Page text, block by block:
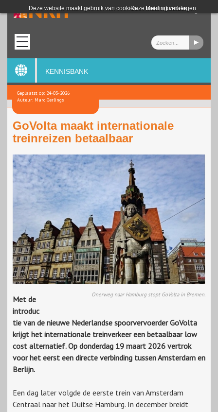
Deze website maakt gebruik van cookies. Meer informatie
Deze melding verbergen
Login
KENNISBANK
Geplaatst op: 24-03-2026
Auteur: Marc Gerlings
GoVolta maakt internationale
treinreizen betaalbaar
Onerweg naar Hamburg stopt GoVolta in Bremen.
Met de
introduc
tie van de nieuwe Nederlandse spoorvervoerder GoVolta
krijgt het internationale treinverkeer een betaalbaar low
cost alternatief. Op donderdag 19 maart 2026 vertrok
voor het eerst een directe verbinding tussen Amsterdam en
Berlijn.
Een dag later volgde de eerste trein van Amsterdam
Centraal naar het Duitse Hamburg. In december breidt